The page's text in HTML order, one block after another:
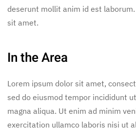
deserunt mollit anim id est
sit amet.
In the Area
Lorem ipsum dolor sit amet,
sed do eiusmod tempor incididunt
magna aliqua. Ut enim ad minim
exercitation ullamco laboris nisi ut